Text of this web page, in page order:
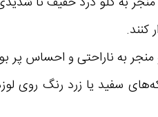
کنند.
به ناراحتی و احساس
سفید یا زرد رنگ روی